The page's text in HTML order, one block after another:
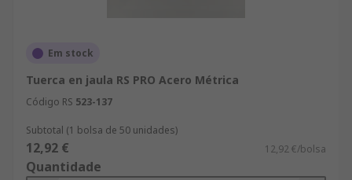
Em stock
Tuerca en jaula RS PRO Acero Métrica
Código RS 523-137
Subtotal (1 bolsa de 50 unidades)
12,92 € 12,92 €/bolsa
Quantidade